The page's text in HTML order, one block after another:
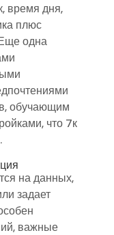
время дня,
плюс
одна
обучающим
что 7к
на данных,
задает
важные